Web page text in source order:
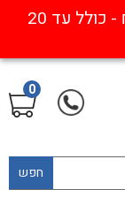
משלוחים חינם בהזמנות מעל 500 ₪ - כולל עד 20
חפש
0